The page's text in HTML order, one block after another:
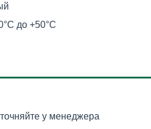
до +50°С
у менеджера